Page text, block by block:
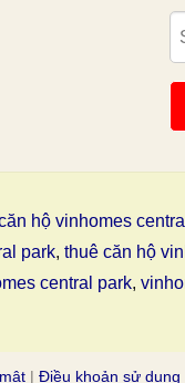
hộ vinhomes
park, thuê căn hộ
central park,
| Điều khoản sử dụng